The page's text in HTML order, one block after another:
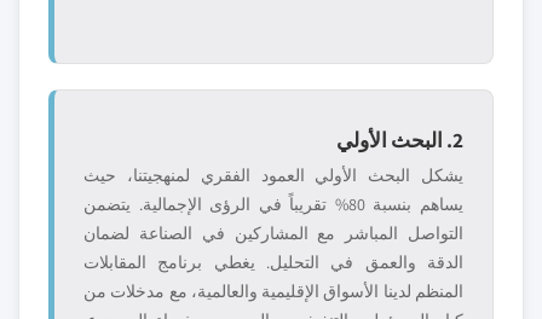
2. البحث الأولي
يشكل البحث الأولي العمود الفقري لمنهجيتنا، حيث
يساهم بنسبة 80% تقريباً في الرؤى الإجمالية. يتضمن
التواصل المباشر مع المشاركين في الصناعة لضمان
الدقة والعمق في التحليل. يغطي برنامج المقابلات
المنظم لدينا الأسواق الإقليمية والعالمية، مع مدخلات من